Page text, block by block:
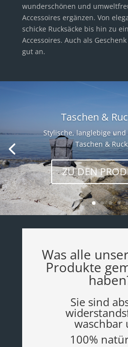
wunderschönen und
Accessoires ergänzen. Von
schicke Rucksäcke bis hin zu
Accessoires. Auch als
gut an.
Taschen &
Stylische, langlebige
Taschen &
ZU DEN
Was alle
Produkte
Sie sind
waschbar
100%